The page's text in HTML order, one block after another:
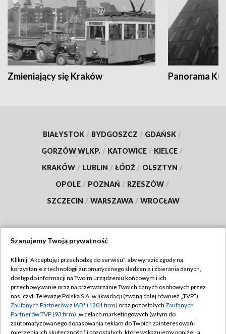
Zmieniający się Kraków Panorama
BIAŁYSTOK / BYDGOSZCZ / GDAŃSK /
GORZÓW WLKP. / KATOWICE / KIELCE /
KRAKÓW / LUBLIN / ŁÓDŹ / OLSZTYN /
OPOLE / POZNAŃ / RZESZÓW /
SZCZECIN / WARSZAWA / WROCŁAW
TVP
Abonament TVP
Emisja w TVP
Centrum informacji TVP
Regulamin TVP
Polityka prywatności
Moje zgody
Szanujemy Twoją prywatność
Kliknij "Akceptuję i przechodzę do serwisu", aby wyrazić zgody na
korzystanie z technologii automatycznego śledzenia i zbierania danych,
dostęp do informacji na Twoim urządzeniu końcowym i ich
przechowywanie oraz na przetwarzanie Twoich danych osobowych przez
nas, czyli Telewizję Polską S.A. w likwidacji (zwaną dalej również „TVP”),
Zaufanych Partnerów z IAB* (1201 firm) oraz pozostałych Zaufanych
Partnerów TVP (93 firm), w celach marketingowych (w tym do
zautomatyzowanego dopasowania reklam do Twoich zainteresowań i
mierzenia ich skuteczności) i pozostałych, które wskazujemy poniżej, a